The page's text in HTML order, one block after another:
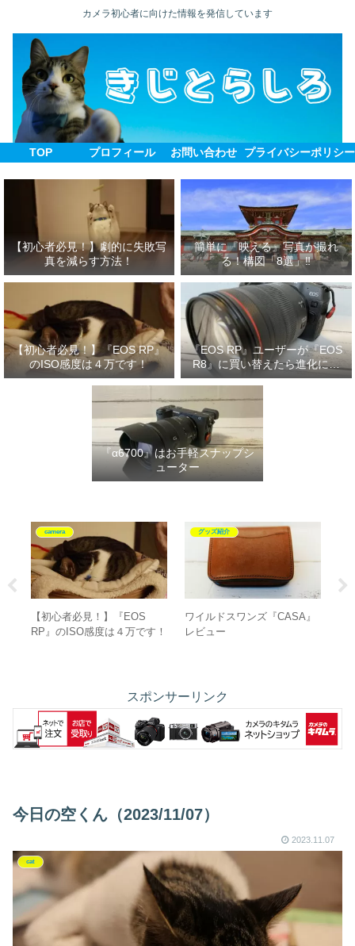
カメラ初心者に向けた情報を発信しています
TOP プロフィール お問い合わせ プライバシーポリシー
【初心者必見！】劇的に失敗写
真を減らす方法！
簡単に『映える』写真が撮れ
る！構図「8選」‼
【初心者必見！】『EOS RP』
のISO感度は４万です！
『EOS RP』ユーザーが『EOS
R8』に買い替えたら進化に驚
いた‼
『α6700』はお手軽スナップシ
ューター
camera
『α6700』を買ったら揃えた
いもの”10選”！
camera
ピークデザイン 『エブリデ
イスリング 6L』レビュー
スポンサーリンク
今日の空くん（2023/11/07）
2023.11.07
cat